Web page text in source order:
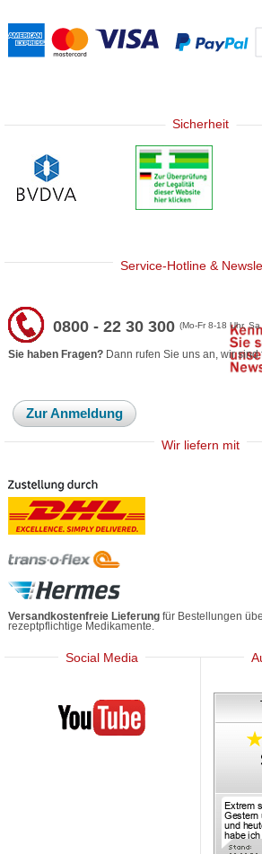
Sicherheit
Service-Hotline &
0800 - 22 30 300(Mo-Fr 8-18 Uhr,
Sie haben Fragen? Dann rufen Sie uns an, wir sind
Zur Anmeldung
Wir liefern mit
Versandkostenfreie Lieferung für Bestellungen
rezeptpflichtige Medikamente.
Social Media
Mediherz